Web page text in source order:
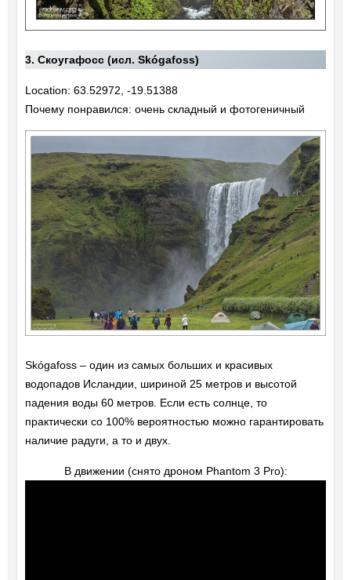
3. Скоугафосс (исл. Skógafoss)
Location: 63.52972, -19.51388
Почему понравился: очень складный и фотогеничный
Skógafoss – один из самых больших и красивых
водопадов Исландии, шириной 25 метров и высотой
падения воды 60 метров. Если есть солнце, то
практически со 100% вероятностью можно гарантировать
наличие радуги, а то и двух.
В движении (снято дроном Phantom 3 Pro):